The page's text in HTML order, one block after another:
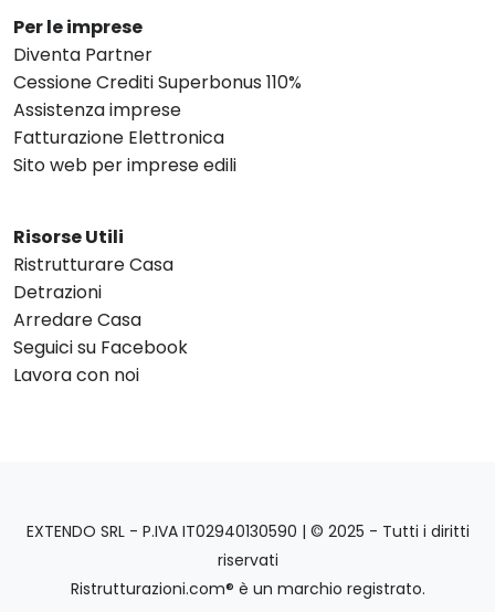
Per le imprese
Diventa Partner
Cessione Crediti Superbonus 110%
Assistenza imprese
Fatturazione Elettronica
Sito web per imprese edili
Risorse Utili
Ristrutturare Casa
Detrazioni
Arredare Casa
Seguici su Facebook
Lavora con noi
EXTENDO SRL - P.IVA IT02940130590 | © 2025 - Tutti i diritti
riservati
Ristrutturazioni.com® è un marchio registrato.